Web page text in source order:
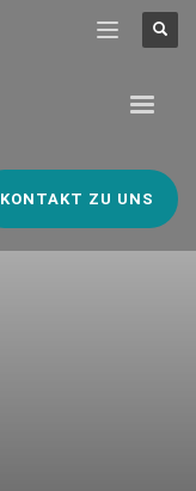
KONTAKT ZU UNS